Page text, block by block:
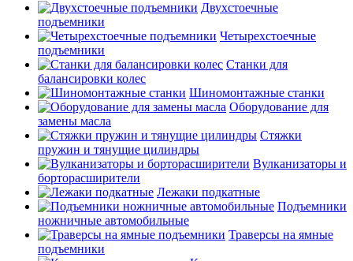
Двухстоечные
подъемники
Четырехстоечные
подъемники
Станки для
балансировки колес
Шиномонтажные станки
Оборудование для
замены масла
Стяжки
пружин и тянущие цилиндры
Вулканизаторы и
борторасширители
Лежаки подкатные
Подъемники
ножничные автомобильные
Траверсы на ямные
подъемники